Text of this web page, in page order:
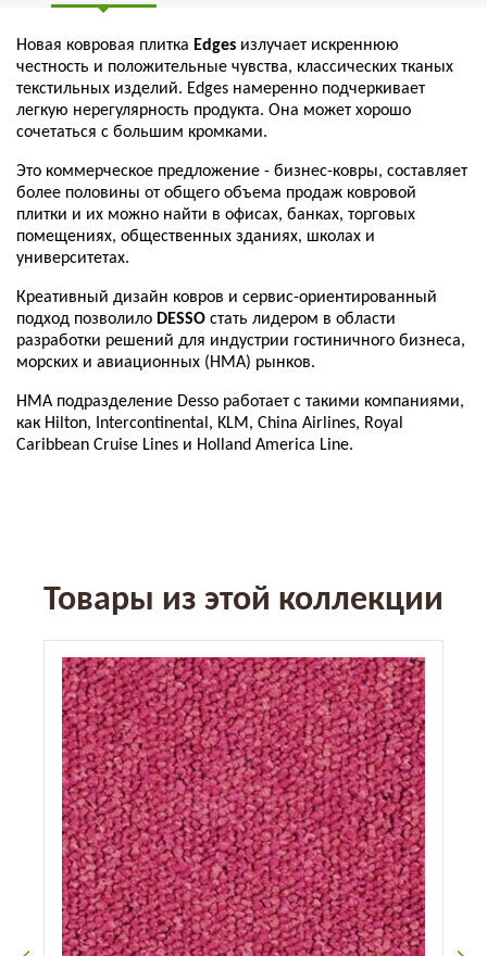
Новая ковровая плитка Edges излучает искреннюю
честность и положительные чувства, классических тканых
текстильных изделий. Edges намеренно подчеркивает
легкую нерегулярность продукта. Она может хорошо
сочетаться с большим кромками.
Это коммерческое предложение - бизнес-ковры, составляет
более половины от общего объема продаж ковровой
плитки и их можно найти в офисах, банках, торговых
помещениях, общественных зданиях, школах и
университетах.
Креативный дизайн ковров и сервис-ориентированный
подход позволило DESSO стать лидером в области
разработки решений для индустрии гостиничного бизнеса,
морских и авиационных (НМА) рынков.
HMA подразделение Desso работает с такими компаниями,
как Hilton, Intercontinental, KLM, China Airlines, Royal
Caribbean Cruise Lines и Holland America Line.
Товары из этой коллекции